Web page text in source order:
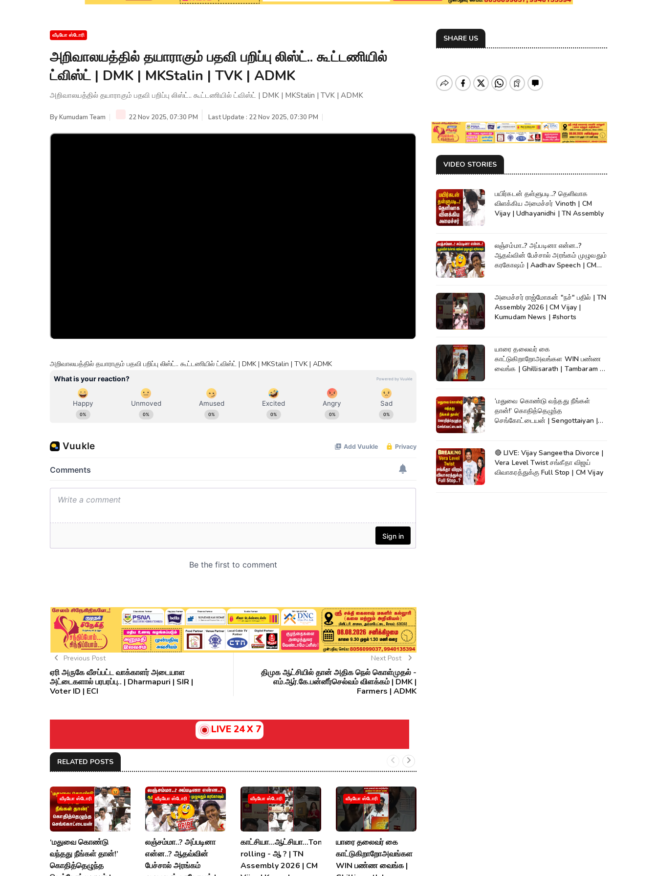
வீடியோ ஸ்டோரி
அறிவாலயத்தில் தயாராகும் பதவி பறிப்பு லிஸ்ட்.. கூட்டணியில்
ட்விஸ்ட் | DMK | MKStalin | TVK | ADMK
அறிவாலயத்தில் தயாராகும் பதவி பறிப்பு லிஸ்ட்.. கூட்டணியில் ட்விஸ்ட் | DMK | MKStalin | TVK | ADMK
ByKumudam Team 22 Nov 2025, 07:30 PM Last Update : 22 Nov 2025, 07:30 PM
அறிவாலயத்தில் தயாராகும் பதவி பறிப்பு லிஸ்ட்.. கூட்டணியில் ட்விஸ்ட் | DMK | MKStalin | TVK | ADMK
Previous Post
ஏரி அருகே வீசப்பட்ட வாக்காளர் அடையாள
அட்டைகளால் பரபரப்பு.. | Dharmapuri | SIR |
Voter ID | ECI
Next Post
திமுக ஆட்சியில் தான் அதிக நெல் கொள்முதல் -
எம்.ஆர்.கே.பன்னீர்செல்வம் விளக்கம் | DMK |
Farmers | ADMK
LIVE 24 X 7
RELATED POSTS
வீடியோ ஸ்டோரி
‘மதுவை கொண்டு
வந்தது நீங்கள் தான்!’
கொதித்தெழுந்த
வீடியோ ஸ்டோரி
லஞ்சம்மா..? அப்படினா
என்ன..? ஆதவ்வின்
பேச்சால் அரங்கம்
வீடியோ ஸ்டோரி
காட்சியா...ஆட்சியா...Tongu
rolling - ஆ ? | TN
Assembly 2026 | CM
வீடியோ ஸ்டோரி
யாரை தலைவர் கை
காட்டுகிறாறோஅவங்கள
WIN பண்ண வைங்க |
SHARE US
VIDEO STORIES
பயிர்கடன் தள்ளுபடி..? தெளிவாக
விளக்கிய அமைச்சர் Vinoth | CM
Vijay | Udhayanidhi | TN Assembly
லஞ்சம்மா..? அப்படினா என்ன..?
ஆதவ்வின் பேச்சால் அரங்கம் முழுவதும்
கரகோஷம் | Aadhav Speech | CM
அமைச்சர் ராஜ்மோகன் "நச்" பதில் | TN
Assembly 2026 | CM Vijay |
Kumudam News | #shorts
யாரை தலைவர் கை
காட்டுகிறாறோஅவங்கள WIN பண்ண
வைங்க | Ghillisarath | Tambaram |
‘மதுவை கொண்டு வந்தது நீங்கள்
தான்!’ கொதித்தெழுந்த
செங்கோட்டையன் | Sengottaiyan |
🔴 LIVE: Vijay Sangeetha Divorce |
Vera Level Twist சங்கீதா விஜய்
விவாகரத்துக்கு Full Stop | CM Vijay